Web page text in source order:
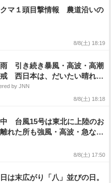
マ１頭目撃情報 農道沿いの
8/8(土) 18:19
引き続き暴風・高波・高潮
西日本は、だいたい晴れる
は雨が降る見込み
by JNN
8/8(土) 18:18
台風15号は東北に上陸のお
れた所も強風・高波・急な雷
8/8(土) 17:50
は末広がり「八」並びの日。